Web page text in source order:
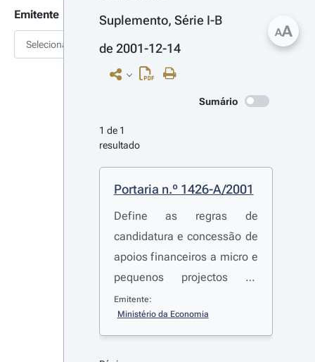
Emitente
Selecionar
Suplemento, Série I-B
de 2001-12-14
Sumário
1 de 1
resultado
Portaria n.º 1426-A/2001
Define as regras de
candidatura e concessão de
apoios financeiros a micro e
pequenos projectos de
investimento realizados por
operadores de bancas
instalados em mercados
municipais, localizados em
Emitente:
Ministério da Economia
AA